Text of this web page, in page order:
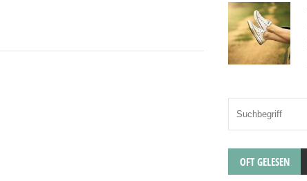
OFT GELESEN